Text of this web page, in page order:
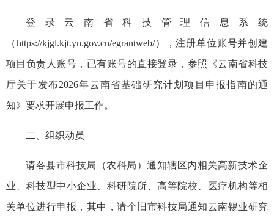
登录云南省科技管理信息系统
（https://kjgl.kjt.yn.gov.cn/egrantweb/），注册单位账号并创建
项目负责人账号，已有账号的直接登录，参照《云南省科技
厅关于发布2026年云南省基础研究计划项目申报指南的通
知》要求开展申报工作。
二、组织动员
请各县市科技局（农科局）通知辖区内相关高新技术企
业、科技型中小企业、科研院所、高等院校、医疗机构等相
关单位进行申报，其中，请个旧市科技局通知云南锡业研究